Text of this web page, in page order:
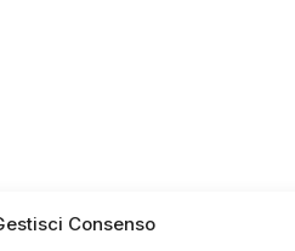
Consenso